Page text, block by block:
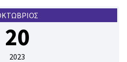
20
2023